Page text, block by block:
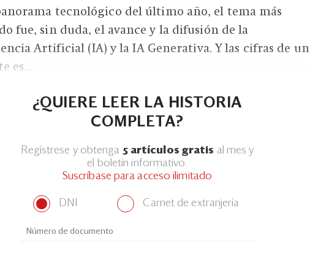
tecnológico del último año, el tema más
fue, sin duda, el avance y la difusión de la
Artificial (IA) y la IA Generativa. Y las cifras de un
es...
¿QUIERE LEER LA HISTORIA
COMPLETA?
Regístrese y obtenga 5 artículos gratis al mes y
el boletín informativo.
Suscríbase para acceso ilimitado
DNI Carnet de extranjería